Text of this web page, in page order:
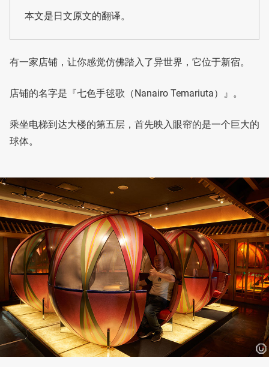
本文是日文原文的翻译。
有一家店铺，让你感觉仿佛踏入了异世界，它位于新宿。
店铺的名字是『七色手毬歌（Nanairo Temariuta）』。
乘坐电梯到达大楼的第五层，首先映入眼帘的是一个巨大的
球体。